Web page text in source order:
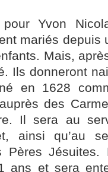
Yvon
mariés depuis
Mais,
Ils donneront
en 1628
des
Il sera au
ainsi qu’au
Pères Jésuites.
ans et sera